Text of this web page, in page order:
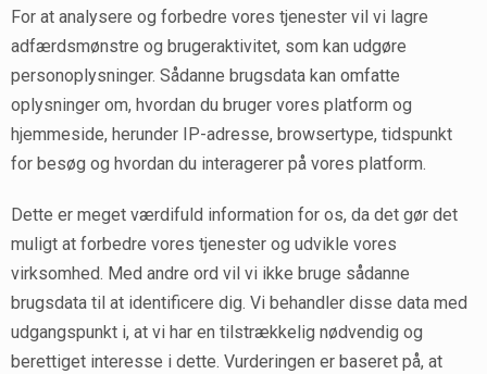
For at analysere og forbedre vores tjenester vil vi lagre
adfærdsmønstre og brugeraktivitet, som kan udgøre
personoplysninger. Sådanne brugsdata kan omfatte
oplysninger om, hvordan du bruger vores platform og
hjemmeside, herunder IP-adresse, browsertype, tidspunkt
for besøg og hvordan du interagerer på vores platform.
Dette er meget værdifuld information for os, da det gør det
muligt at forbedre vores tjenester og udvikle vores
virksomhed. Med andre ord vil vi ikke bruge sådanne
brugsdata til at identificere dig. Vi behandler disse data med
udgangspunkt i, at vi har en tilstrækkelig nødvendig og
berettiget interesse i dette. Vurderingen er baseret på, at